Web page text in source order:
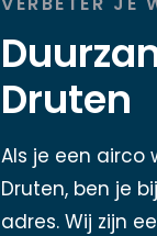
Druten
Als je een airco
Druten, ben je
adres. Wij zijn